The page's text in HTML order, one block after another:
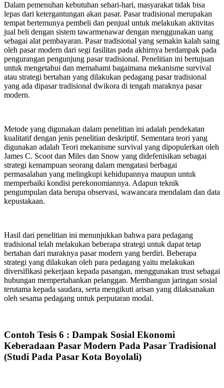
Dalam pemenuhan kebutuhan sehari-hari, masyarakat tidak bisa
lepas dari ketergantungan akan pasar. Pasar tradisional merupakan
tempat bertemunya pembeli dan penjual untuk melakukan aktivitas
jual beli dengan sistem tawarmenawar dengan menggunakan uang
sebagai alat pembayaran. Pasar tradisional yang semakin kalah saing
oleh pasar modern dari segi fasilitas pada akhirnya berdampak pada
pengurangan pengunjung pasar tradisional. Penelitian ini bertujuan
untuk mengetahui dan memahami bagaimana mekanisme survival
atau strategi bertahan yang dilakukan pedagang pasar tradisional
yang ada dipasar tradisional dwikora di tengah maraknya pasar
modern.
Metode yang digunakan dalam penelitian ini adalah pendekatan
kualitatif dengan jenis penelitian deskriptif. Sementara teori yang
digunakan adalah Teori mekanisme survival yang dipopulerkan oleh
James C. Scoot dan Miles dan Snow yang didefenisikan sebagai
strategi kemampuan seorang dalam mengatasi berbagai
permasalahan yang melingkupi kehidupannya maupun untuk
memperbaiki kondisi perekonomiannya. Adapun teknik
pengumpulan data berupa observasi, wawancara mendalam dan data
kepustakaan.
Hasil dari penelitian ini menunjukkan bahwa para pedagang
tradisional telah melakukan beberapa strategi untuk dapat tetap
bertahan dari maraknya pasar modern yang berdiri. Beberapa
strategi yang dilakukan oleh para pedagang yaitu melakukan
diversifikasi pekerjaan kepada pasangan, menggunakan trust sebagai
hubungan mempertahankan pelanggan. Membangun jaringan sosial
terutama kepada saudara, serta mengikuti arisan yang dilaksanakan
oleh sesama pedagang untuk perputaran modal.
Contoh Tesis 6 : Dampak Sosial Ekonomi
Keberadaan Pasar Modern Pada Pasar Tradisional
(Studi Pada Pasar Kota Boyolali)